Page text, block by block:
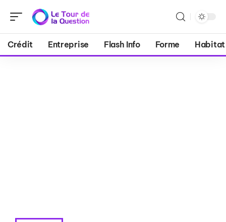
Crédit Entreprise Flash Info Forme Habitat